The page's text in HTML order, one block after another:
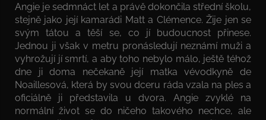
Angie je sedmnáct let a právě dokončila střední školu,
stejně jako její kamarádi Matt a Clémence. Žije jen se
svým tátou a těší se, co jí budoucnost přinese.
Jednou ji však v metru pronásledují neznámí muži a
vyhrožují jí smrtí, a aby toho nebylo málo, ještě téhož
dne ji doma nečekaně její matka vévodkyně de
Noaillesová, která by svou dceru ráda vzala na ples a
oficiálně ji představila u dvora. Angie zvyklé na
normální život se do ničeho takového nechce, ale